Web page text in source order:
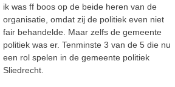
ik was ff boos op de beide heren van de
organisatie, omdat zij de politiek even niet
fair behandelde. Maar zelfs de gemeente
politiek was er. Tenminste 3 van de 5 die nu
een rol spelen in de gemeente politiek
Sliedrecht.